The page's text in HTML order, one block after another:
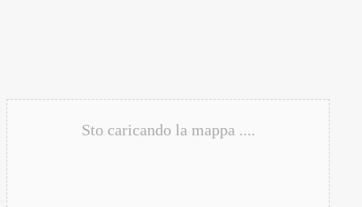
Sto caricando la mappa ....